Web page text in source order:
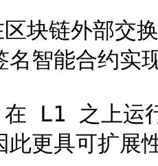
块链外部交
名智能合约实
L1 之上运
此更具可扩展